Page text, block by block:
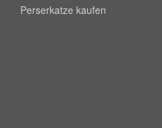
Perserkatze kaufen